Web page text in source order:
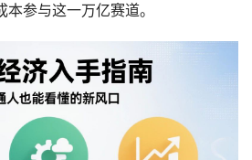
参与这一万亿赛道。